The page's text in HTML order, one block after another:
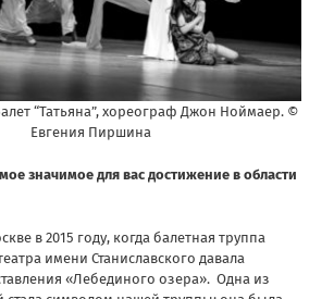
“Татьяна”, хореограф Джон Ноймаер. ©
Евгения Пиршина
значимое для вас достижение в области
в 2015 году, когда балетная труппа
имени Станиславского давала
«Лебединого озера». Одна из